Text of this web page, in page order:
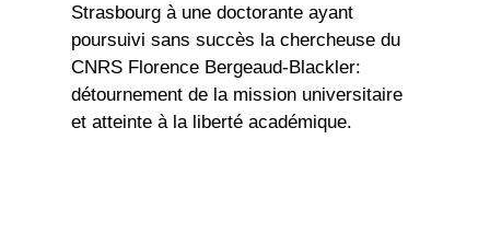
Strasbourg à une doctorante ayant
poursuivi sans succès la chercheuse du
CNRS Florence Bergeaud-Blackler:
détournement de la mission universitaire
et atteinte à la liberté académique.